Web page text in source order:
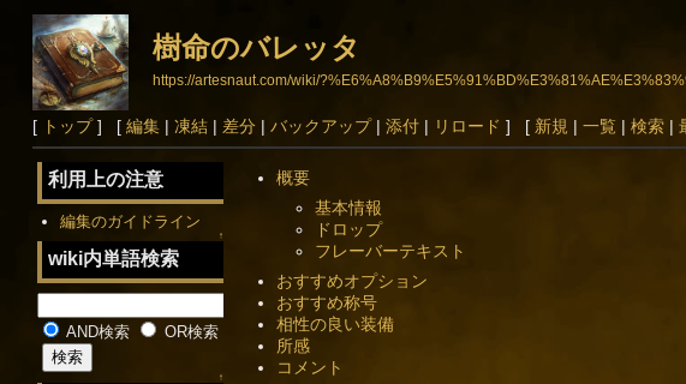
樹命のバレッタ
https://artesnaut.com/wiki/
[ トップ] [ 編集| 凍結| 差分| バックアップ| 添付| リロード ] [ 新規 | 一覧| 検索|
概要
基本情報
ドロップ
フレーバーテキスト
おすすめオプション
おすすめ称号
相性の良い装備
所感
コメント
利用上の注意
編集のガイドライン
↑
wiki内単語検索
AND検索 OR検索
↑